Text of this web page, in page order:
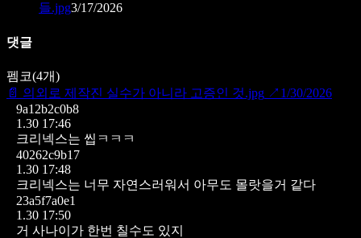
들.jpg3/17/2026
댓글
펨코(4개)
📄 의외로 제작진 실수가 아니라 고증인 것.jpg ↗ 1/30/2026
9a12b2c0b8
1.30 17:46
크리넥스는 씹ㅋㅋㅋ
40262c9b17
1.30 17:48
크리넥스는 너무 자연스러워서 아무도 몰랏을거 같다
23a5f7a0e1
1.30 17:50
거 사나이가 한번 칠수도 있지